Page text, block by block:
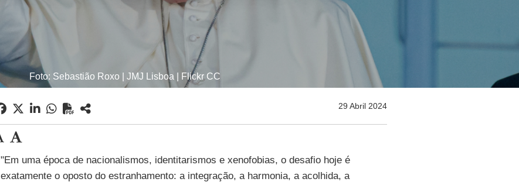
Foto: Sebastião Roxo | JMJ Lisboa | Flickr CC
29 Abril 2024
"Em uma época de nacionalismos, identitarismos e xenofobias, o desafio hoje é
exatamente o oposto do estranhamento: a integração, a harmonia, a acolhida, a